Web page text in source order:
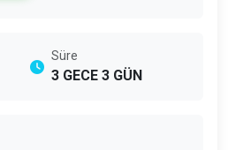
Süre
3 GECE 3 GÜN